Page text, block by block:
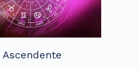
Ascendente